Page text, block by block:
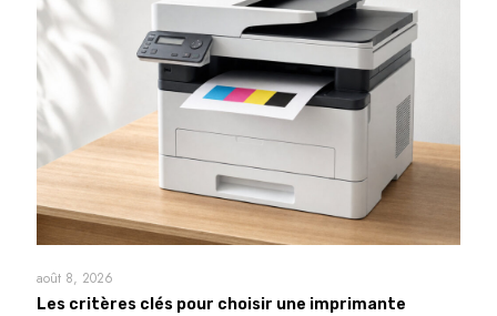
août 8, 2026
Les critères clés pour choisir une imprimante